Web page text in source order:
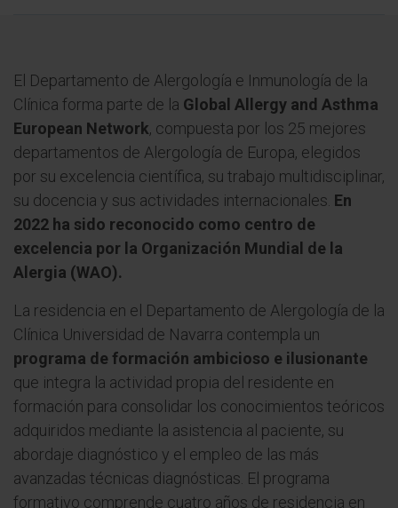
El Departamento de Alergología e Inmunología de la
Clínica forma parte de la Global Allergy and Asthma
European Network, compuesta por los 25 mejores
departamentos de Alergología de Europa, elegidos
por su excelencia científica, su trabajo multidisciplinar,
su docencia y sus actividades internacionales. En
2022 ha sido reconocido como centro de
excelencia por la Organización Mundial de la
Alergia (WAO).
La residencia en el Departamento de Alergología de la
Clínica Universidad de Navarra contempla un
programa de formación ambicioso e ilusionante
que integra la actividad propia del residente en
formación para consolidar los conocimientos teóricos
adquiridos mediante la asistencia al paciente, su
abordaje diagnóstico y el empleo de las más
avanzadas técnicas diagnósticas. El programa
formativo comprende cuatro años de residencia en